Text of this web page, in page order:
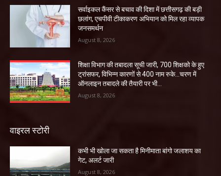
सर्वाइकल कैंसर से बचाव की दिशा में छत्तीसगढ़ की बड़ी
छलांग, एचपीवी टीकाकरण अभियान को मिल रहा व्यापक
जनसमर्थन
August 8, 2026
शिक्षा विभाग की तबादला सूची जारी, 700 शिक्षको के हुए
ट्रांसफर, विभिन्न कारणों से 400 नाम रुके…चरण में
ऑनलाइन तबादले की तैयारी पर भी...
August 8, 2026
वाइरल स्टोरी
कभी भी खोला जा सकता है मिनीमाता बांगो जलाशय का
गेट, अलर्ट जारी
August 8, 2026